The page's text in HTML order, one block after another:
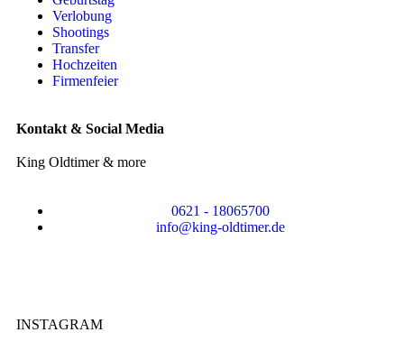
Verlobung
Shootings
Transfer
Hochzeiten
Firmenfeier
Kontakt & Social Media
King Oldtimer & more
0621 - 18065700
info@king-oldtimer.de
INSTAGRAM